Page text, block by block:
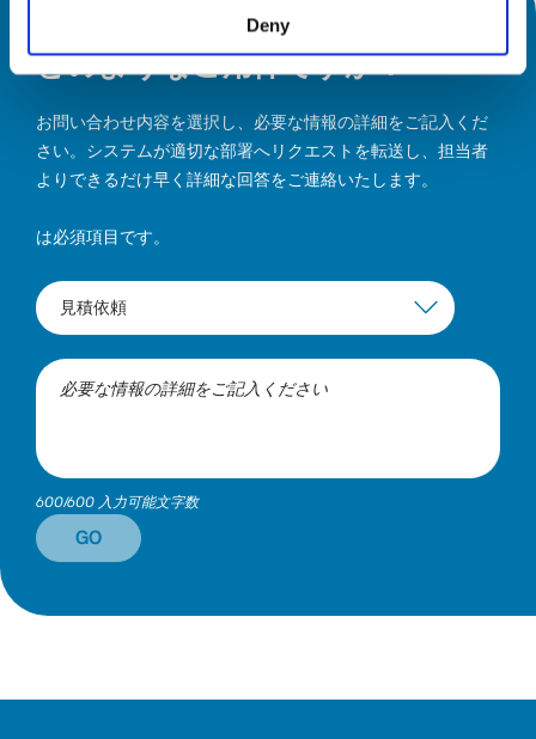
Deny
どのようなご用件ですか？
お問い合わせ内容を選択し、必要な情報の詳細をご記入くだ
さい。システムが適切な部署へリクエストを転送し、担当者
よりできるだけ早く詳細な回答をご連絡いたします。
は必須項目です。
600/600 入力可能文字数
GO